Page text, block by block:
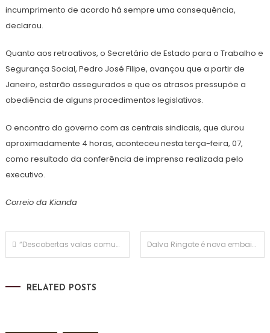
incumprimento de acordo há sempre uma consequência,
declarou.
Quanto aos retroativos, o Secretário de Estado para o Trabalho e
Segurança Social, Pedro José Filipe, avançou que a partir de
Janeiro, estarão assegurados e que os atrasos pressupõe a
obediência de alguns procedimentos legislativos.
O encontro do governo com as centrais sindicais, que durou
aproximadamente 4 horas, aconteceu nesta terça-feira, 07,
como resultado da conferência de imprensa realizada pelo
executivo.
Correio da Kianda
Navegação de artigos
“Descobertas valas comuns com apoiantes meus”: Mondlane acusa regime de “genocídio silencioso” em Moçambique Dalva Ringote é nova embaixadora de Angola na China
RELATED POSTS